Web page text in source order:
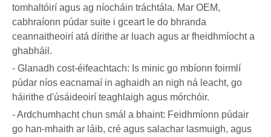
tomhaltóirí agus ag níocháin tráchtála. Mar OEM,
cabhraíonn púdar suite i gceart le do bhranda
ceannaitheoirí atá dírithe ar luach agus ar fheidhmíocht a
ghabháil.
- Glanadh cost-éifeachtach: Is minic go mbíonn foirmlí
púdar níos eacnamaí in aghaidh an nigh ná leacht, go
háirithe d'úsáideoirí teaghlaigh agus mórchóir.
- Ardchumhacht chun smál a bhaint: Feidhmíonn púdair
go han-mhaith ar láib, cré agus salachar lasmuigh, agus